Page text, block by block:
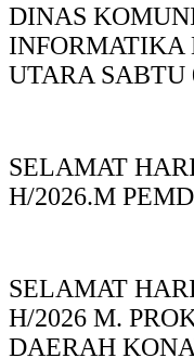
DINAS
UTARA SABTU
SELAMAT
H/2026.M
SELAMAT
H/2026 M.
DAERAH